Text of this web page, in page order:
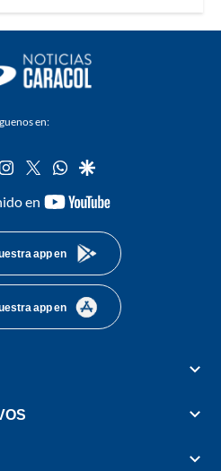
en:
instagram
twitterwhatsapp
google
en
youtube-
app en
app en